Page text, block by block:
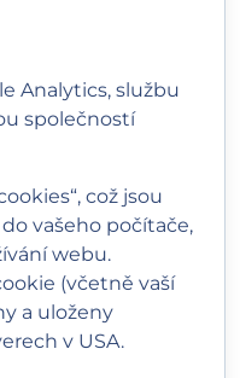
Analytics, službu
společností
což jsou
vašeho počítače,
webu.
(včetně vaší
a uloženy
v USA.